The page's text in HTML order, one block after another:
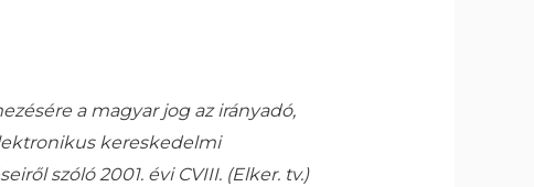
a magyar jog az irányadó,
kereskedelmi
szóló 2001. évi CVIII. (Elker. tv.)